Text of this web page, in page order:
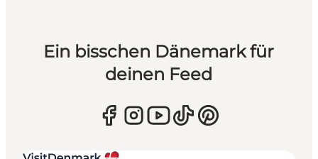
Ein bisschen Dänemark für
deinen Feed